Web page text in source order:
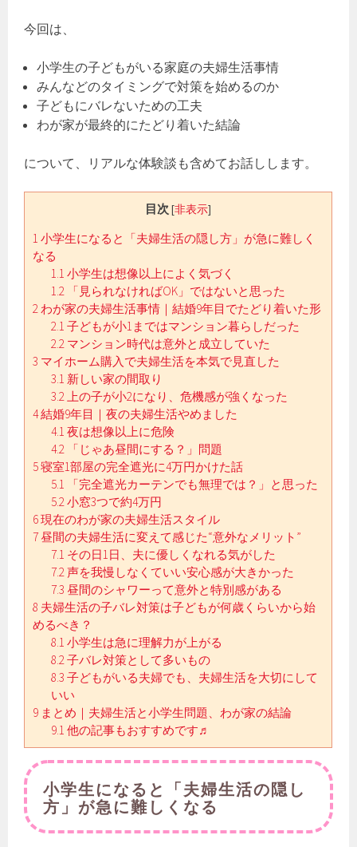
今回は、
小学生の子どもがいる家庭の夫婦生活事情
みんなどのタイミングで対策を始めるのか
子どもにバレないための工夫
わが家が最終的にたどり着いた結論
について、リアルな体験談も含めてお話しします。
目次 [非表示]
1 小学生になると「夫婦生活の隠し方」が急に難しく
なる
1.1 小学生は想像以上によく気づく
1.2 「見られなければOK」ではないと思った
2わが家の夫婦生活事情｜結婚9年目でたどり着いた形
2.1 子どもが小1まではマンション暮らしだった
2.2 マンション時代は意外と成立していた
3 マイホーム購入で夫婦生活を本気で見直した
3.1 新しい家の間取り
3.2上の子が小2になり、危機感が強くなった
4結婚9年目｜夜の夫婦生活やめました
4.1 夜は想像以上に危険
4.2 「じゃあ昼間にする？」問題
5寝室1部屋の完全遮光に4万円かけた話
5.1 「完全遮光カーテンでも無理では？」と思った
5.2小窓3つで約4万円
6現在のわが家の夫婦生活スタイル
7 昼間の夫婦生活に変えて感じた“意外なメリット”
7.1 その日1日、夫に優しくなれる気がした
7.2声を我慢しなくていい安心感が大きかった
7.3 昼間のシャワーって意外と特別感がある
8 夫婦生活の子バレ対策は子どもが何歳くらいから始
めるべき？
8.1 小学生は急に理解力が上がる
8.2子バレ対策として多いもの
8.3 子どもがいる夫婦でも、夫婦生活を大切にして
いい
9 まとめ｜夫婦生活と小学生問題、わが家の結論
9.1 他の記事もおすすめです♬
小学生になると「夫婦生活の隠し
方」が急に難しくなる